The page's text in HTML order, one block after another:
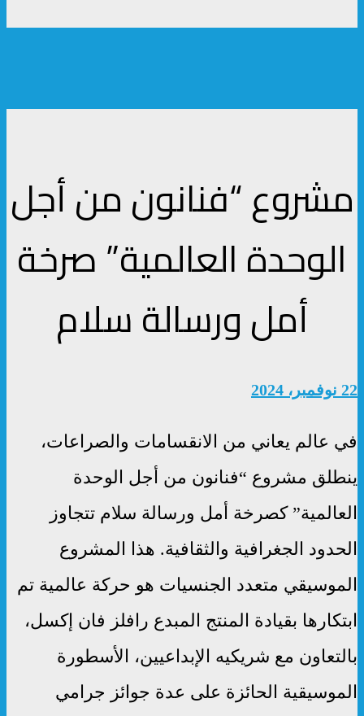
مشروع “فنانون من أجل
الوحدة العالمية” صرخة
أمل ورسالة سلام
22 نوفمبر، 2024
في عالم يعاني من الانقسامات والصراعات،
ينطلق مشروع “فنانون من أجل الوحدة
العالمية” كصرخة أمل ورسالة سلام تتجاوز
الحدود الجغرافية والثقافية. هذا المشروع
الموسيقي متعدد الجنسيات هو حركة عالمية تم
ابتكارها بقيادة المنتج المبدع رافلز فان إكسل،
بالتعاون مع شريكيه الإبداعيين، الأسطورة
الموسيقية الحائزة على عدة جوائز جرامي